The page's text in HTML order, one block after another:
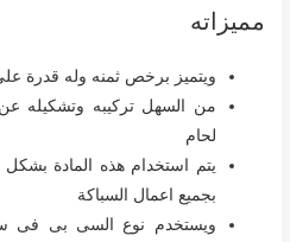
مميزاته
ويتميز برخص ثمنه وله قدرة
من السهل تركيبه وتشكيله
لحام
يتم استخدام هذه المادة
بجميع اعمال السباكة
ويستخدم نوع السى بى فى